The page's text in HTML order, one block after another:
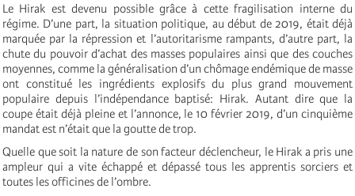
Le Hirak est devenu possible grâce à cette fragilisation interne du
régime. D’une part, la situation politique, au début de 2019, était déjà
marquée par la répression et l’autoritarisme rampants, d’autre part, la
chute du pouvoir d’achat des masses populaires ainsi que des couches
moyennes, comme la généralisation d’un chômage endémique de masse
ont constitué les ingrédients explosifs du plus grand mouvement
populaire depuis l’indépendance baptisé: Hirak. Autant dire que la
coupe était déjà pleine et l’annonce, le 10 février 2019, d’un cinquième
mandat est n’était que la goutte de trop.
Quelle que soit la nature de son facteur déclencheur, le Hirak a pris une
ampleur qui a vite échappé et dépassé tous les apprentis sorciers et
toutes les officines de l’ombre.